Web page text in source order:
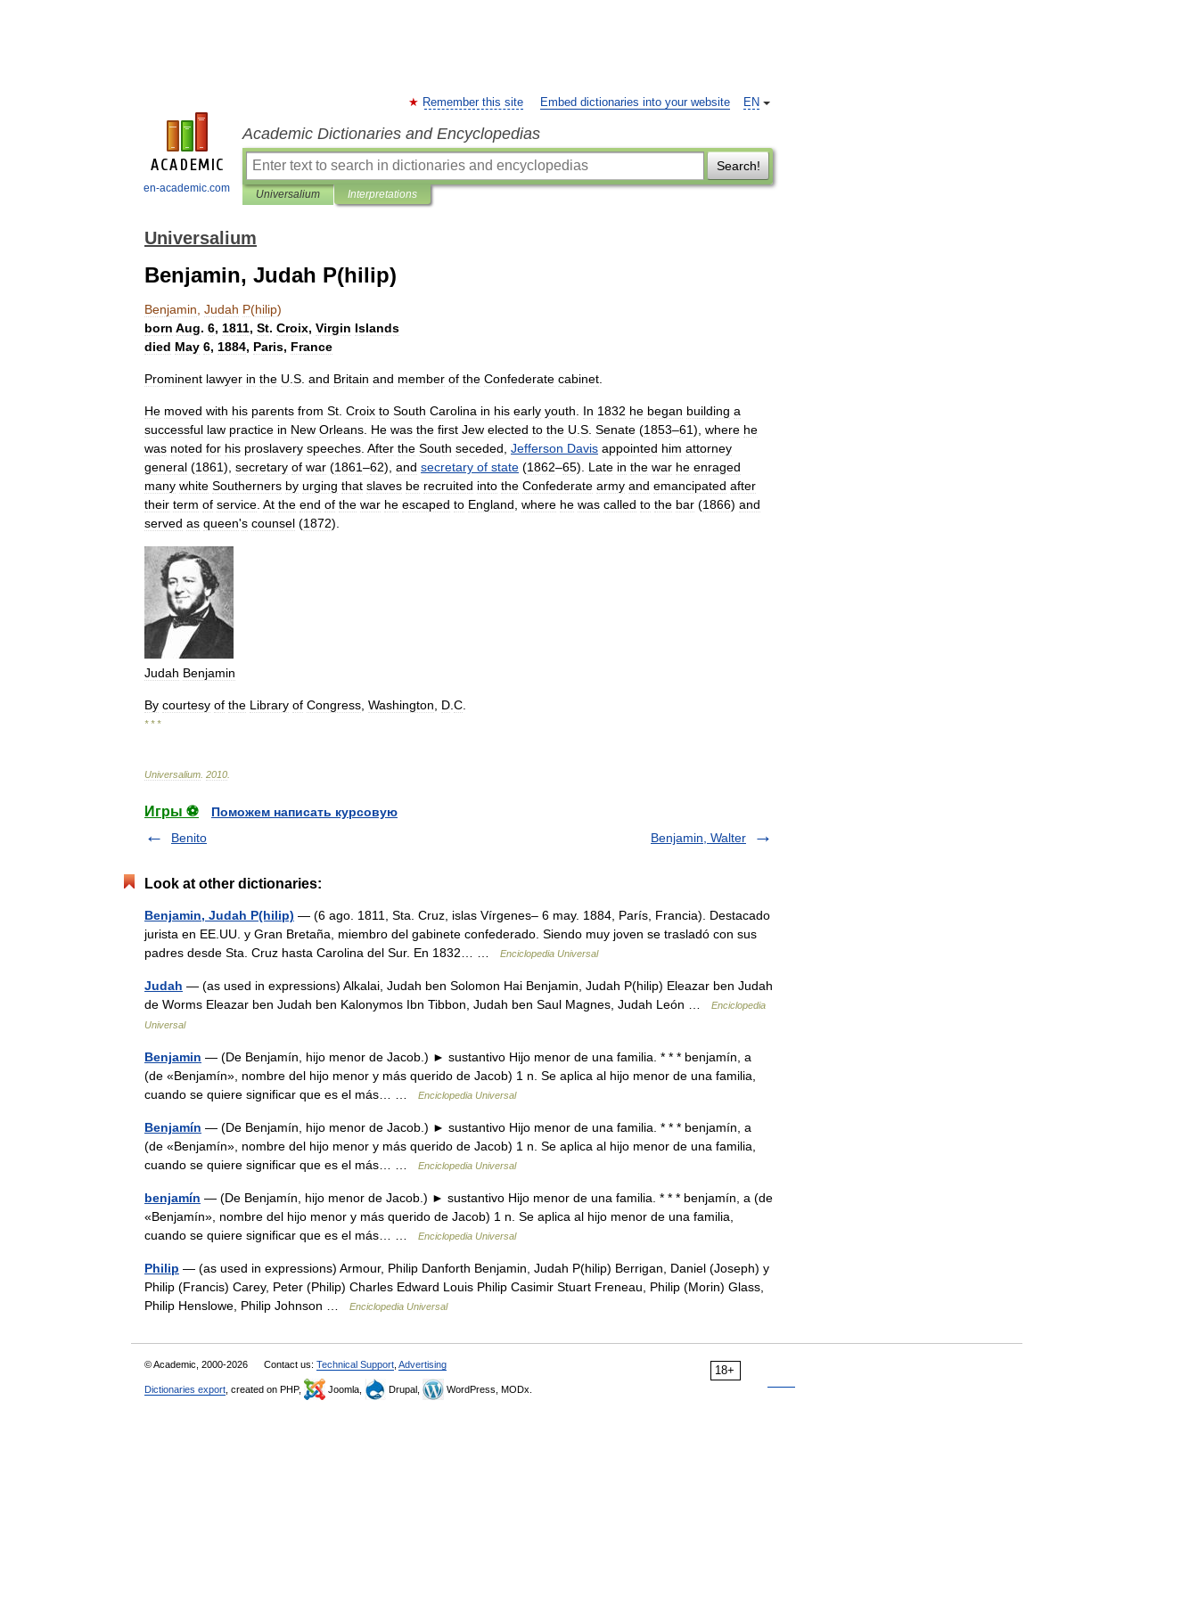
en-academic.com
EN
Remember this site Embed dictionaries into your website
Academic Dictionaries and Encyclopedias
Search!
Universalium Interpretations
Universalium
Benjamin, Judah P(hilip)
Benjamin Judah P(hilip)
born Aug. 6, 1811, St. Croix, Virgin Islands
died May 6, 1884, Paris, France
Prominent lawyer in the U S and Britain and member of the Confederate cabinet
He moved with his parents from St Croix to South Carolina in his early youth In 1832 he began building a
successful law practice in New Orleans He was the first Jew elected to the U S Senate (1853–61), where he
was noted for his proslavery speeches After the South seceded Jefferson Davis appointed him attorney
general (1861), secretary of war (1861–62), and secretary of state (1862–65). Late in the war he enraged
many white Southerners by urging that slaves be recruited into the Confederate army and emancipated after
their term of service At the end of the war he escaped to England where he was called to the bar (1866) and
served as queen's counsel (1872).
Judah Benjamin
By courtesy of the Library of Congress Washington D C
* * *
Universalium 2010
Игры ⚽
Поможем написать курсовую
Benito
Benjamin, Walter
Look at other dictionaries:
Benjamin, Judah P(hilip) — (6 ago. 1811, Sta. Cruz, islas Vírgenes– 6 may. 1884, París, Francia). Destacado
jurista en EE.UU. y Gran Bretaña, miembro del gabinete confederado. Siendo muy joven se trasladó con sus
padres desde Sta. Cruz hasta Carolina del Sur. En 1832… …
Enciclopedia Universal
Judah — (as used in expressions) Alkalai, Judah ben Solomon Hai Benjamin, Judah P(hilip) Eleazar ben Judah
de Worms Eleazar ben Judah ben Kalonymos Ibn Tibbon, Judah ben Saul Magnes, Judah León …
Enciclopedia
Universal
Benjamin — (De Benjamín, hijo menor de Jacob.) ► sustantivo Hijo menor de una familia. * * * benjamín, a
(de «Benjamín», nombre del hijo menor y más querido de Jacob) 1 n. Se aplica al hijo menor de una familia,
cuando se quiere significar que es el más… …
Enciclopedia Universal
Benjamín — (De Benjamín, hijo menor de Jacob.) ► sustantivo Hijo menor de una familia. * * * benjamín, a
(de «Benjamín», nombre del hijo menor y más querido de Jacob) 1 n. Se aplica al hijo menor de una familia,
cuando se quiere significar que es el más… …
Enciclopedia Universal
benjamín — (De Benjamín, hijo menor de Jacob.) ► sustantivo Hijo menor de una familia. * * * benjamín, a (de
«Benjamín», nombre del hijo menor y más querido de Jacob) 1 n. Se aplica al hijo menor de una familia,
cuando se quiere significar que es el más… …
Enciclopedia Universal
Philip — (as used in expressions) Armour, Philip Danforth Benjamin, Judah P(hilip) Berrigan, Daniel (Joseph) y
Philip (Francis) Carey, Peter (Philip) Charles Edward Louis Philip Casimir Stuart Freneau, Philip (Morin) Glass,
Philip Henslowe, Philip Johnson …
Enciclopedia Universal
18+
© Academic, 2000-2026 Contact us: Technical Support Advertising
Dictionaries export , created on PHP, Joomla, Drupal, WordPress, MODx.